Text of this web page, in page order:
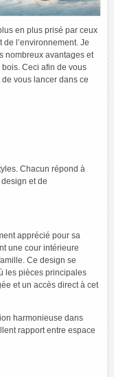
en plus prisé par ceux
l’environnement. Je
nombreux avantages et
Ceci afin de vous
vous lancer dans ce
Chacun répond à
et de
apprécié pour sa
une cour intérieure
Ce design se
les pièces principales
et un accès direct à cet
harmonieuse dans
rapport entre espace